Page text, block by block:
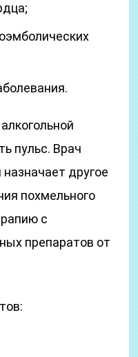
пульс. Врач
назначает другое
похмельного
с
препаратов от